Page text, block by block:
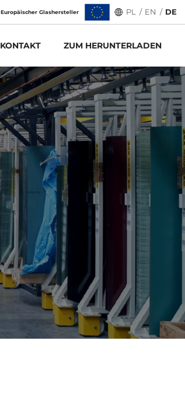
Europäischer Glashersteller PL / EN / DE
KONTAKT ZUM HERUNTERLADEN